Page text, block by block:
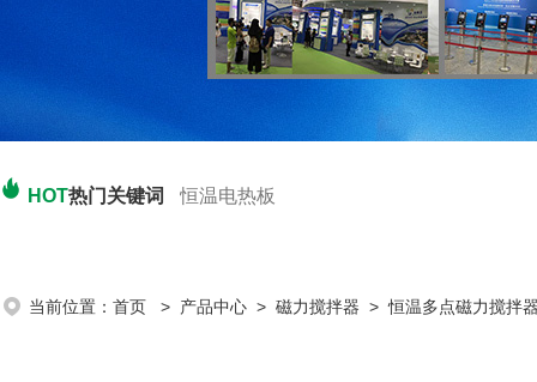
HOT热门关键词 恒温电热板
当前位置： 首页 > 产品中心 > 磁力搅拌器 >恒温多点磁力搅拌